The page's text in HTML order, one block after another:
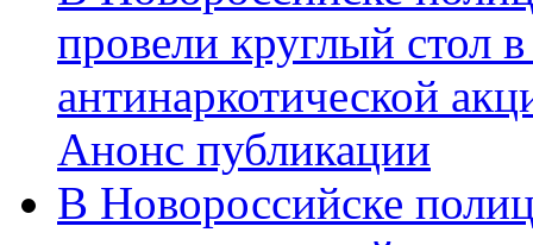
провели круглый стол
антинаркотической
Анонс публикации
В Новороссийске